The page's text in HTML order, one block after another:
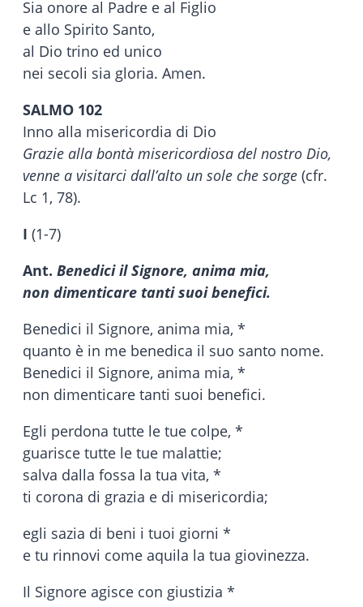
Sia onore al Padre e al Figlio
e allo Spirito Santo,
al Dio trino ed unico
nei secoli sia gloria. Amen.
SALMO 102
Inno alla misericordia di Dio
Grazie alla bontà misericordiosa del nostro Dio,
venne a visitarci dall’alto un sole che sorge (cfr.
Lc 1, 78).
I (1-7)
Ant. Benedici il Signore, anima mia,
non dimenticare tanti suoi benefici.
Benedici il Signore, anima mia, *
quanto è in me benedica il suo santo nome.
Benedici il Signore, anima mia, *
non dimenticare tanti suoi benefici.
Egli perdona tutte le tue colpe, *
guarisce tutte le tue malattie;
salva dalla fossa la tua vita, *
ti corona di grazia e di misericordia;
egli sazia di beni i tuoi giorni *
e tu rinnovi come aquila la tua giovinezza.
Il Signore agisce con giustizia *